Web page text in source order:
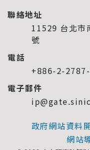
聯絡地址
11529 台北市
號
電話
+886-2-
電子郵件
政府網站資料
網站